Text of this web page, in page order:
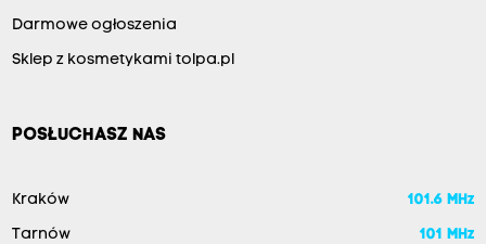
Darmowe ogłoszenia
Sklep z kosmetykami tolpa.pl
POSŁUCHASZ NAS
Kraków 101.6 MHz
Tarnów 101 MHz